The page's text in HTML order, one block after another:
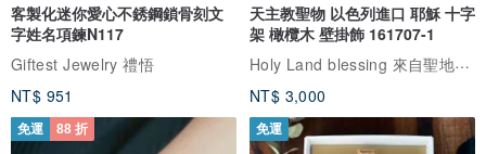
客製化迷你愛心不銹鋼鎖骨刻文
字姓名項鍊N117
Giftest Jewelry 禮悟
NT$ 951
天主教聖物 以色列進口 耶穌 十字
架 橄欖木 壁掛飾 161707-1
Holy Land blessing 來自聖地的祝福
NT$ 3,000
免運 88 折 免運